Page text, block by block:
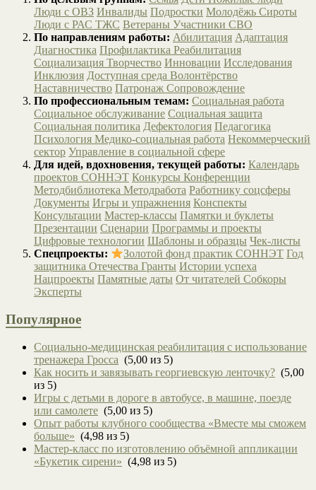
Люди с ОВЗ Инвалиды Подростки Молодёжь Сироты
Люди с РАС ТЖС Ветераны Участники СВО
По направлениям работы: Абилитация Адаптация
Диагностика Профилактика Реабилитация
Социализация Творчество Инновации Исследования
Инклюзия Доступная среда Волонтёрство
Наставничество Патронаж Сопровождение
По профессиональным темам: Социальная работа
Социальное обслуживание Социальная защита
Социальная политика Дефектология Педагогика
Психология Медико-социальная работа Некоммерческий
сектор Управление в социальной сфере
Для идей, вдохновения, текущей работы: Календарь
проектов СОННЭТ Конкурсы Конференции
Методбиблиотека Методработа Работнику соцсферы
Документы Игры и упражнения Конспекты
Консультации Мастер-классы Памятки и буклеты
Презентации Сценарии Программы и проекты
Цифровые технологии Шаблоны и образцы Чек-листы
Спецпроекты:
Золотой фонд практик СОННЭТ Год
защитника Отечества Гранты Истории успеха
Нацпроекты Памятные даты От читателей Собкоры
Эксперты
Популярное
Социально-медицинская реабилитация с использование
тренажера Гросса (5,00 из 5)
Как носить и завязывать георгиевскую ленточку? (5,00
из 5)
Игры с детьми в дороге в автобусе, в машине, поезде
или самолете (5,00 из 5)
Опыт работы клубного сообщества «Вместе мы сможем
больше» (4,98 из 5)
Мастер-класс по изготовлению объёмной аппликации
«Букетик сирени» (4,98 из 5)